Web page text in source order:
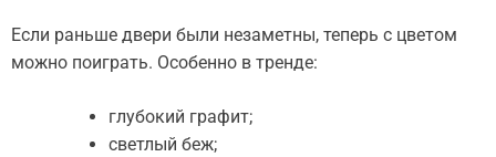
Если раньше двери были незаметны, теперь с цветом
можно поиграть. Особенно в тренде:
глубокий графит;
светлый беж;